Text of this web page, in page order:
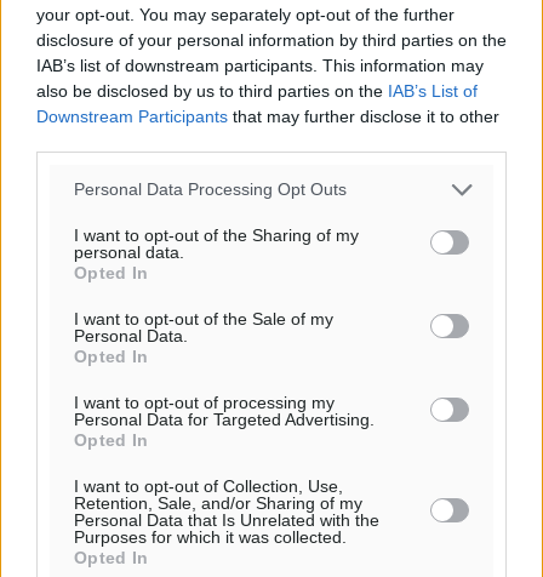
your opt-out. You may separately opt-out of the further
disclosure of your personal information by third parties on the
IAB’s list of downstream participants. This information may
also be disclosed by us to third parties on the IAB’s List of
Downstream Participants that may further disclose it to other
Personal Data Processing Opt Outs
I want to opt-out of the Sharing of my
personal data.
Opted In
I want to opt-out of the Sale of my
Personal Data.
Opted In
I want to opt-out of processing my
Personal Data for Targeted Advertising.
Opted In
I want to opt-out of Collection, Use,
Retention, Sale, and/or Sharing of my
Personal Data that Is Unrelated with the
Purposes for which it was collected.
Opted In
Ροή ειδήσεων
Τριήμερο εξόδου: Πάνω από 129.000 επιβάτες
αναχωρούν από Πειραιά, Ραφήνα και Λαύριο
Ειδήσεις• πριν 2 ώρες
Τι αλλάζει το χωροταξικό στις τουριστικές επενδύσεις
Τοπικές Ειδήσεις
ΥΠΑΑΤ: 12,5 εκατ. ευρώ στις 13 Περιφέρειες για μέτρα
βιοασφάλειας
Τοπικές Ειδήσεις